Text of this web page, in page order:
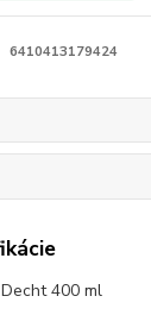
6410413179424
400 ml